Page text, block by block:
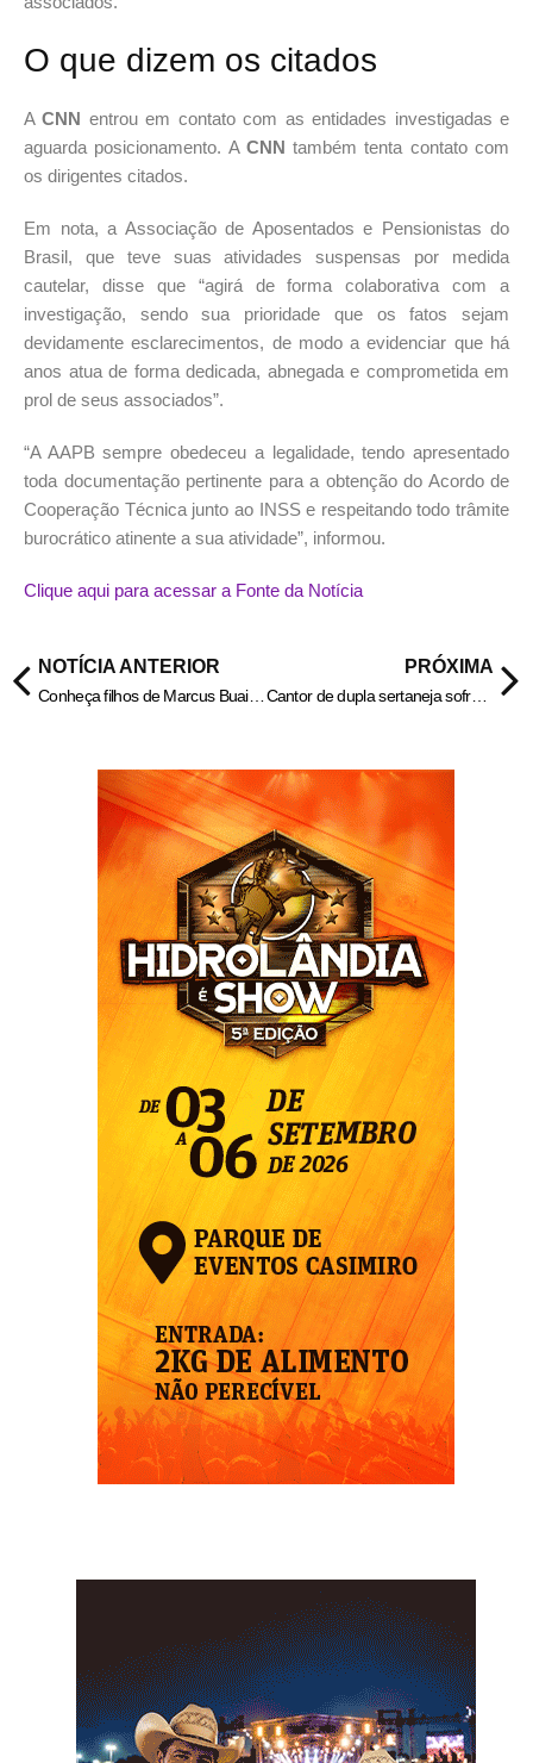
O que dizem os citados
ACNN entrou em contato com as entidades investigadas e
aguarda posicionamento. A CNN também tenta contato com
os dirigentes citados.
Em nota, a Associação de Aposentados e Pensionistas do
Brasil, que teve suas atividades suspensas por medida
cautelar, disse que “agirá de forma colaborativa com a
investigação, sendo sua prioridade que os fatos sejam
devidamente esclarecimentos, de modo a evidenciar que há
anos atua de forma dedicada, abnegada e comprometida em
prol de seus associados”.
“A AAPB sempre obedeceu a legalidade, tendo apresentado
toda documentação pertinente para a obtenção do Acordo de
Cooperação Técnica junto ao INSS e respeitando todo trâmite
burocrático atinente a sua atividade”, informou.
Clique aqui para acessar a Fonte da Notícia
NOTÍCIA ANTERIOR
Conheça filhos de Marcus Buaiz, enteados de Isis Valverde
PRÓXIMA
Cantor de dupla sertaneja sofre grave acidente após show: “Que pancada”